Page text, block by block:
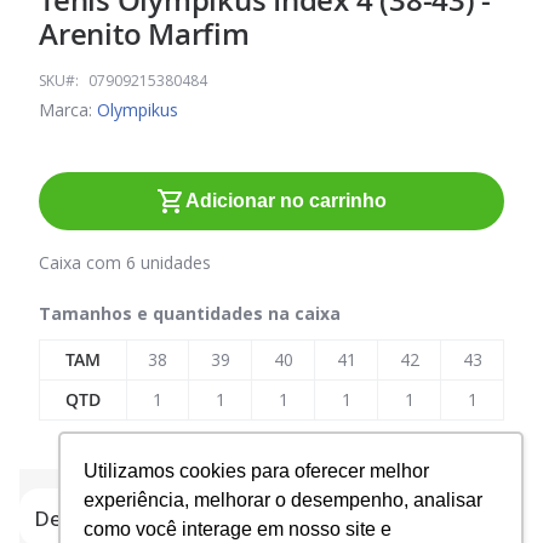
Utilizamos cookies para oferecer melhor
experiência, melhorar o desempenho, analisar
como você interage em nosso site e
para
o
início
da
imagens
Arenito Marfim
SKU 07909215380484
Marca: Olympikus
Adicionar no carrinho
Caixa com 6 unidades
Tamanhos e quantidades na caixa
TAM
38 39 40 41 42
43
QTD
1 1 1 1 1 1
Detalhes do produto